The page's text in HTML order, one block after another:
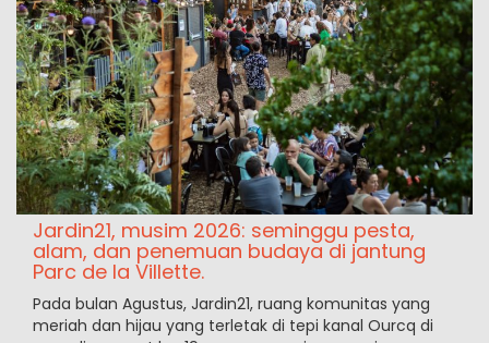
Jardin21, musim 2026: seminggu pesta,
alam, dan penemuan budaya di jantung
Parc de la Villette.
Pada bulan Agustus, Jardin21, ruang komunitas yang
meriah dan hijau yang terletak di tepi kanal Ourcq di